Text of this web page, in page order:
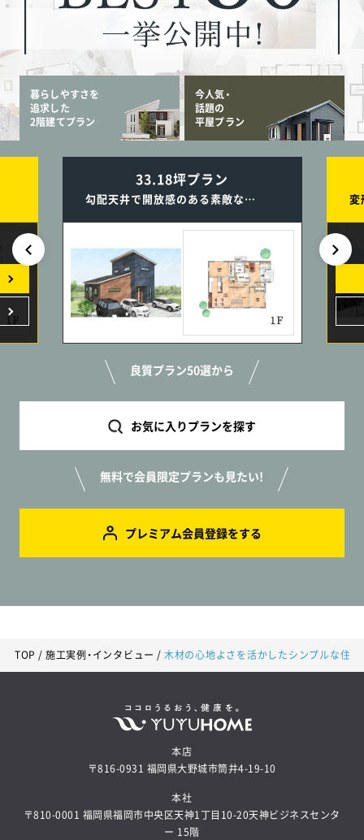
TOP 施工実例・インタビュー 木材の心地よさを活かしたシンプルな住ま
暮らしやすさを
追求した
2階建てプラン
今人気・
話題の
平屋プラン
33.18坪プラン
勾配天井で開放感のある素敵なLDK／キッチン横のスタディコーナーは子育てにとっても便利な2階建ての家
良質プラン50選から
お気に入りプランを探す
無料で会員限定プランも見たい!
プレミアム会員登録をする
3歩で洗濯から収納まで！和室を中心にぐるっと回れる家事ラクな平屋の家
良質プラン50選から
本店
〒816-0931 福岡県大野城市筒井4-19-10
本社
〒810-0001 福岡県福岡市中央区天神1丁目10-20天神ビジネスセンタ
ー 15階